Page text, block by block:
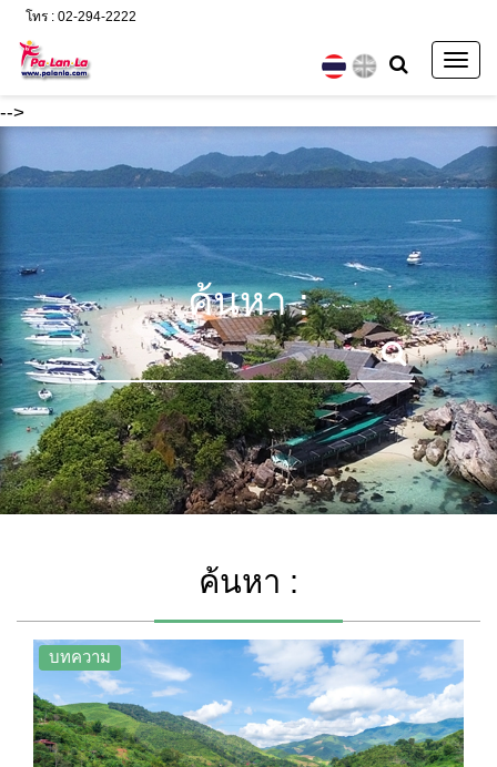
-->
โทร : 02-294-2222
ค้นหา :
ค้นหา :
บทความ